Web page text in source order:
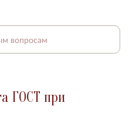
ГОСТ при